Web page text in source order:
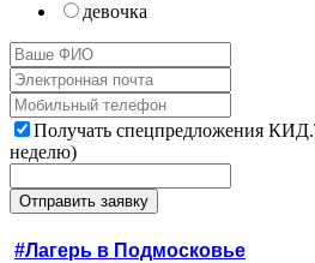
девочка
Получать спецпредложения
неделю)
#Лагерь в Подмосковье